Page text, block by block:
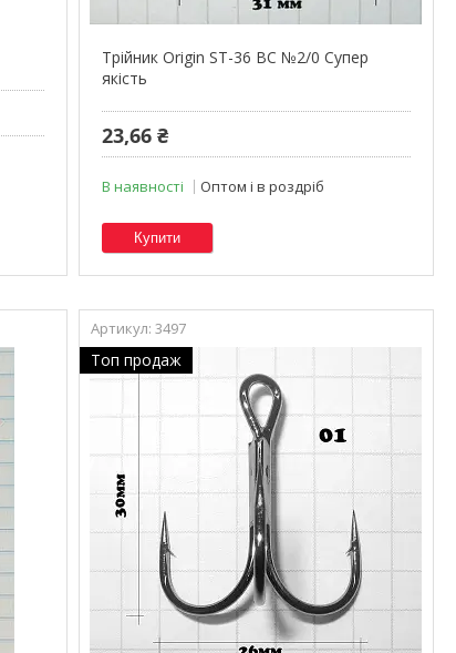
Трійник Origin ST-36 BC №2/0 Супер
якість
23,66 ₴
В наявності Оптом і в роздріб
Купити
3497
Топ продаж